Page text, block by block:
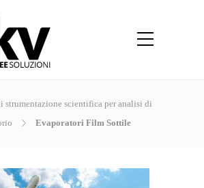
strumentazione scientifica per analisi di
Evaporatori Film Sottile